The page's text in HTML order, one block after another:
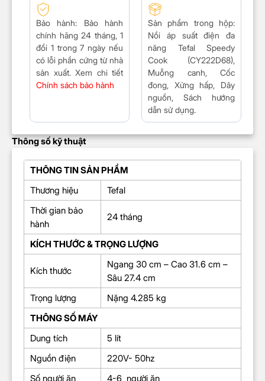
Bảo hành: Bảo hành
chính hãng 24 tháng, 1
đổi 1 trong 7 ngày nếu
có lỗi phần cứng từ nhà
sản xuất. Xem chi tiết
Chính sách bảo hành
Sản phẩm trong hộp:
Nồi áp suất điện đa
năng Tefal Speedy
Cook (CY222D68),
Muỗng canh, Cốc
đong, Xửng hấp, Dây
nguồn, Sách hướng
dẫn sử dụng.
Thông số kỹ thuật
THÔNG TIN SẢN PHẨM
Thương hiệu
Tefal
Thời gian bảo
hành
24 tháng
KÍCH THƯỚC & TRỌNG LƯỢNG
Kích thước
Ngang 30 cm – Cao 31.6 cm –
Sâu 27.4 cm
Trọng lượng
Nặng 4.285 kg
THÔNG SỐ MÁY
Dung tích
5 lít
Nguồn điện
220V- 50hz
Số người ăn
4-6 người ăn